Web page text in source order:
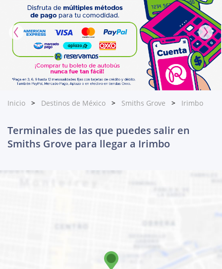
Inicio Destinos de México Smiths Grove Irimbo
Terminales de las que puedes salir en
Smiths Grove para llegar a Irimbo